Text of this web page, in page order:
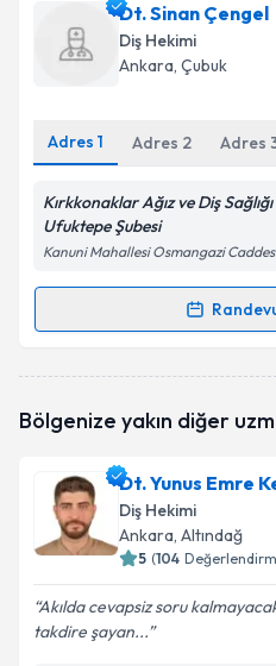
Dt. Sinan Çengel
Diş Hekimi
Ankara, Çubuk
Adres 1 Adres 2 Adres
Kırkkonaklar Ağız ve Diş
Ufuktepe Şubesi
Kanuni Mahallesi Osmangazi
Randevu Takvimi
oluşturun. Size bu
E-posta Adresiniz
Kişisel verilerimin
Metni
Bölgenize yakın diğer
Dt. Yunus Emre
Diş Hekimi
Ankara, Altındağ
5 (104
Akılda cevapsiz soru
takdire şayan...